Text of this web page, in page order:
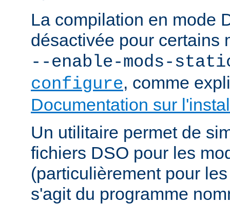
La compilation en mode
désactivée pour certains
--enable-mods-
configure, comme
Documentation sur
Un utilitaire permet de
fichiers DSO pour les
(particulièrement pour
s'agit du programme